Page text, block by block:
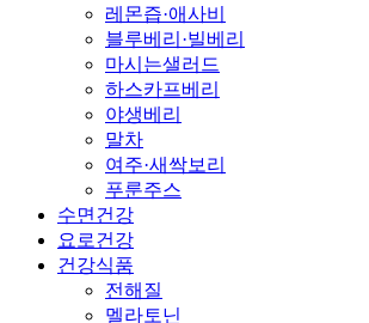
레몬즙·애사비
블루베리·빌베리
마시는샐러드
하스카프베리
야생베리
말차
여주·새싹보리
푸룬주스
수면건강
요로건강
건강식품
전해질
멜라토닌